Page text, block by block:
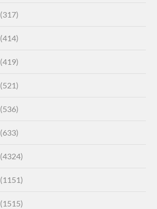
(317)
(414)
(419)
(521)
(536)
(633)
(4324)
(1151)
(1515)